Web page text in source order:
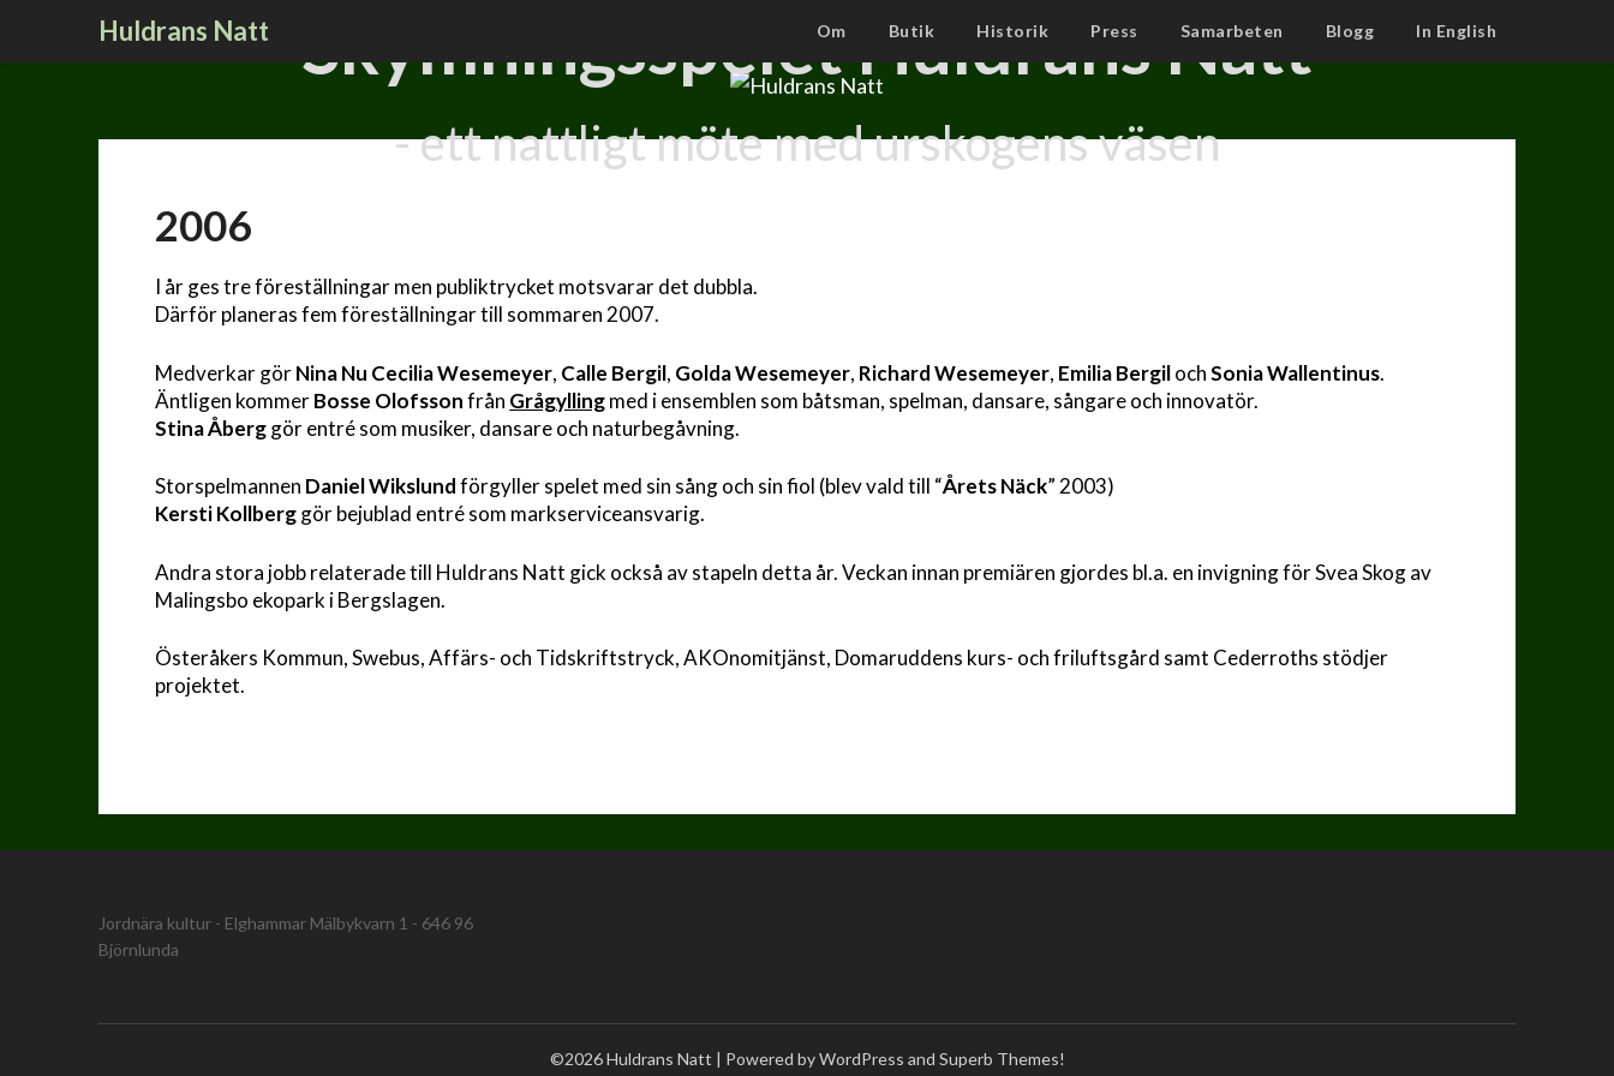
Huldrans Natt Om Butik Historik Press Samarbeten Blogg In English
Skymningsspelet Huldrans Natt
- ett nattligt möte med urskogens väsen
2006
I år ges tre föreställningar men publiktrycket motsvarar det dubbla.
Därför planeras fem föreställningar till sommaren 2007.
Medverkar görNina Nu Cecilia Wesemeyer, Calle Bergil, Golda Wesemeyer, Richard Wesemeyer, Emilia BergilochSonia Wallentinus.
Äntligen kommerBosse Olofssonfrån Grågyllingmed i ensemblen som båtsman, spelman, dansare, sångare och innovatör.
Stina Åberggör entré som musiker, dansare och naturbegåvning.
Storspelmannen Daniel Wikslundförgyller spelet med sin sång och sin fiol (blev vald till “Årets Näck” 2003)
Kersti Kollberggör bejublad entré som markserviceansvarig.
Andra stora jobb relaterade till Huldrans Natt gick också av stapeln detta år. Veckan innan premiären gjordes bl.a. en invigning för Svea Skog av
Malingsbo ekopark i Bergslagen.
Österåkers Kommun, Swebus, Affärs- och Tidskriftstryck, AKOnomitjänst, Domaruddens kurs- och friluftsgård samt Cederroths stödjer
projektet.
Jordnära kultur - Elghammar Mälbykvarn 1 - 646 96
Björnlunda
©2026 Huldrans Natt | Powered by WordPress and Superb Themes!